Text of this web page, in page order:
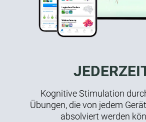
Kognitive Stimulation
Übungen, die von jedem
absolviert werden